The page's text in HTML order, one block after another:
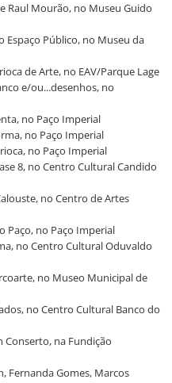
Raul Mourão, no Museu Guido
Espaço Público, no Museu da
de Arte, no EAV/Parque Lage
e/ou...desenhos, no
no Paço Imperial
no Paço Imperial
no Paço Imperial
8, no Centro Cultural Candido
no Centro de Artes
Paço, no Paço Imperial
no Centro Cultural Oduvaldo
no Museo Municipal de
no Centro Cultural Banco do
Conserto, na Fundição
Fernanda Gomes, Marcos